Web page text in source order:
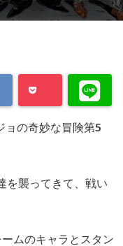
ョの奇妙な冒険第5
を襲ってきて、戦い
ムのキャラとスタン